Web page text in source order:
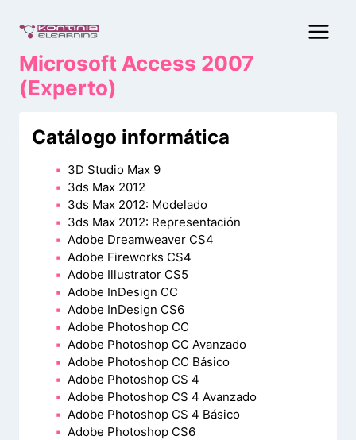
contenido
Microsoft Access 2007
(Experto)
Catálogo informática
3D Studio Max 9
3ds Max 2012
3ds Max 2012: Modelado
3ds Max 2012: Representación
Adobe Dreamweaver CS4
Adobe Fireworks CS4
Adobe Illustrator CS5
Adobe InDesign CC
Adobe InDesign CS6
Adobe Photoshop CC
Adobe Photoshop CC Avanzado
Adobe Photoshop CC Básico
Adobe Photoshop CS 4
Adobe Photoshop CS 4 Avanzado
Adobe Photoshop CS 4 Básico
Adobe Photoshop CS6